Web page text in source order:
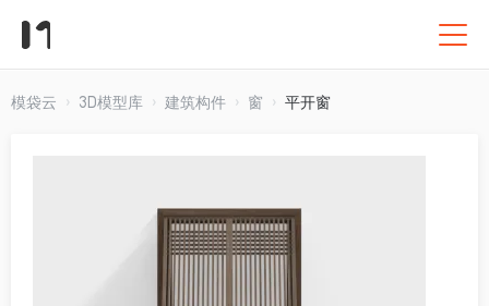
模袋云 3D模型库 建筑构件 窗 平开窗